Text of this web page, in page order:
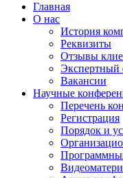
Главная
О нас
История
Реквизиты
Отзывы
Экспертный
Вакансии
Научные
Перечень
Регистрация
Порядок и